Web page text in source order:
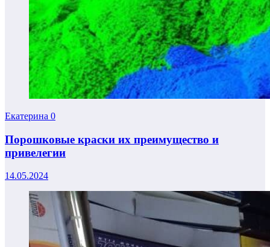
Екатерина 0
Порошковые краски их преимущество и
привелегии
14.05.2024